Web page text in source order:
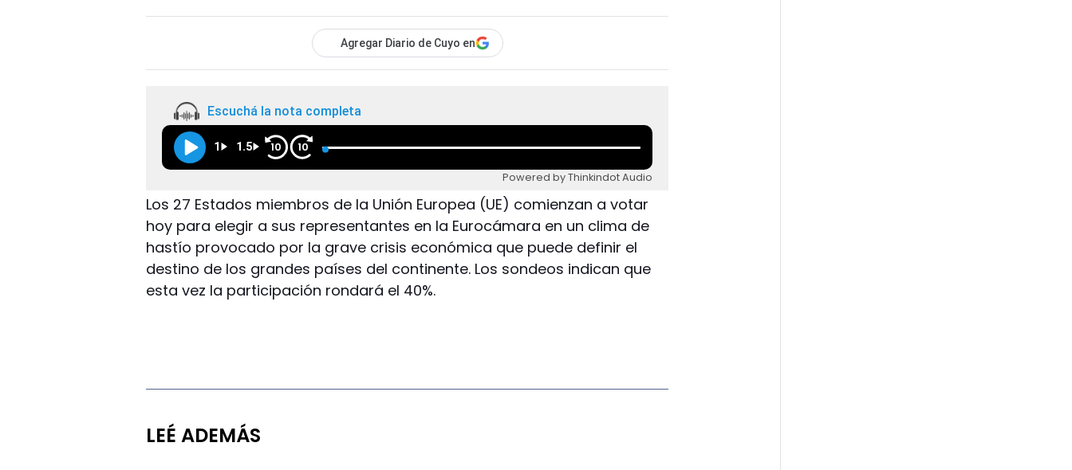
Agregar Diario de Cuyo en
Escuchá la nota completa
1 1.5 10 10
Powered by Thinkindot Audio
Los 27 Estados miembros de la Unión Europea (UE) comienzan a votar
hoy para elegir a sus representantes en la Eurocámara en un clima de
hastío provocado por la grave crisis económica que puede definir el
destino de los grandes países del continente. Los sondeos indican que
esta vez la participación rondará el 40%.
LEÉ ADEMÁS